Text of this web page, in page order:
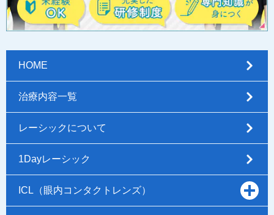
HOME
治療内容一覧
レーシックについて
1Dayレーシック
ICL（眼内コンタクトレンズ）